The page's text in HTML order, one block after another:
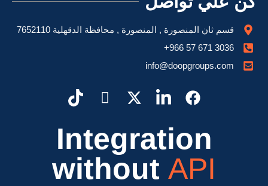
قسم ثان المنصورة , المنصورة , محافظة الدقهلية 7652110
⁦+966 57 671 3036⁩
info@doopgroups.com
Integration
without API